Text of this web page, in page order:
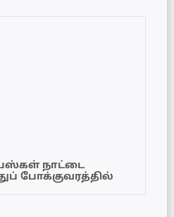
பஸ்கள் நாட்டை
போக்குவரத்தில்